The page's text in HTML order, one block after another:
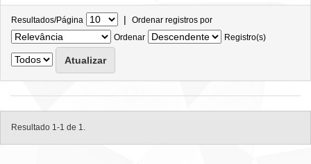
Resultados/Página | Ordenar registros por
Ordenar
Registro(s)
Resultado 1-1 de 1.